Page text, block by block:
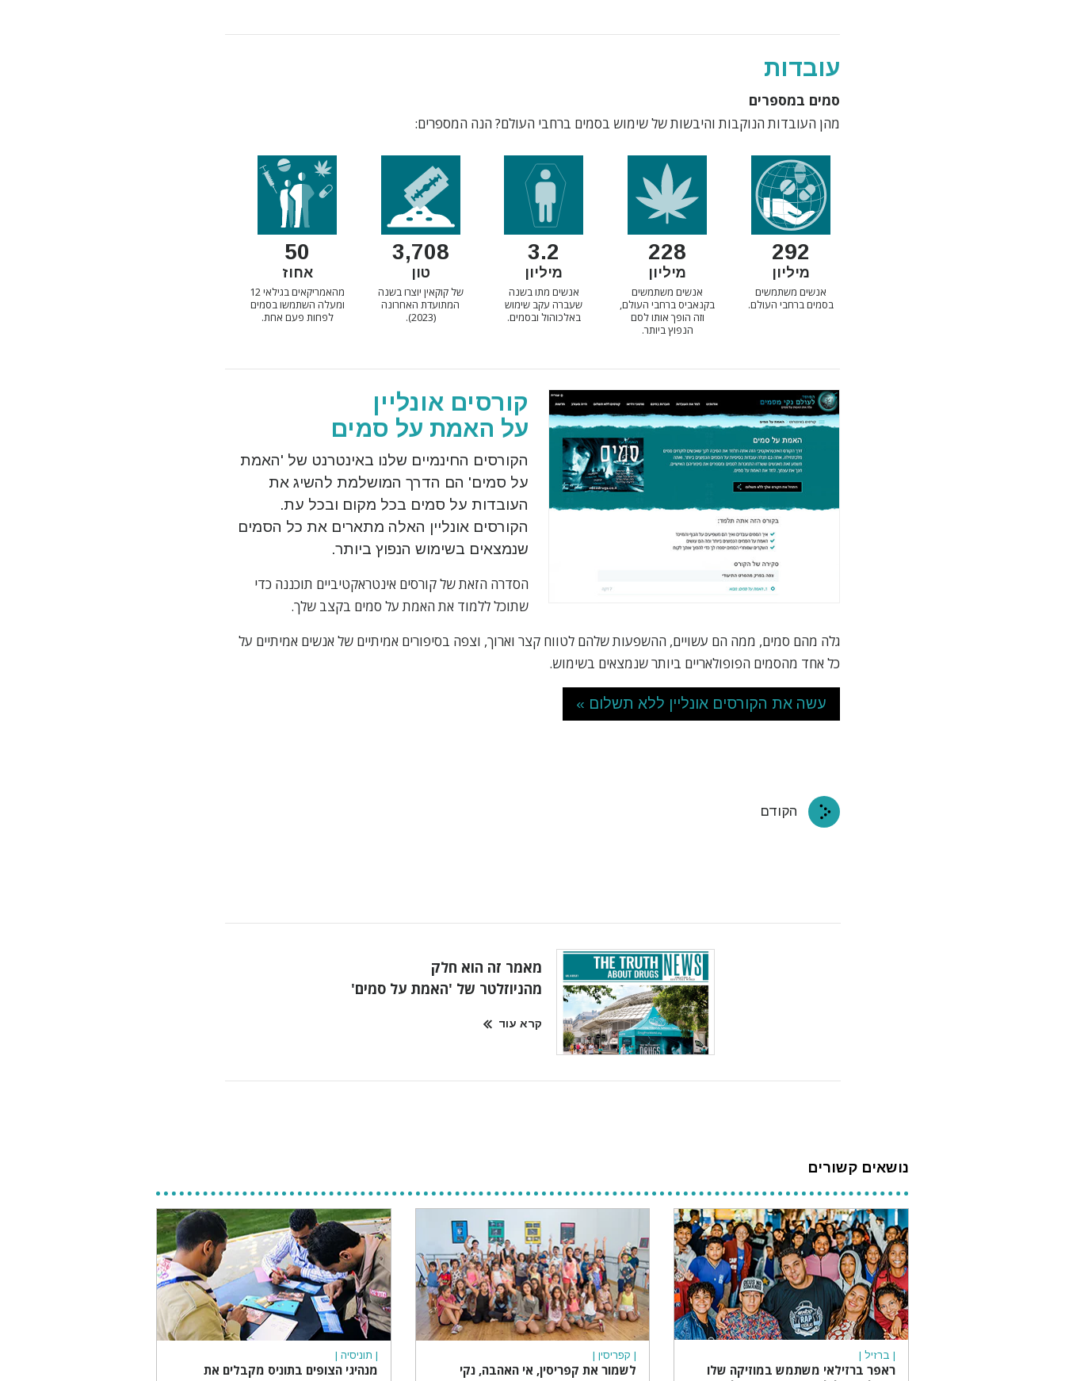
עובדות
סמים במספרים
מהן העובדות הנוקבות והיבשות של שימוש בסמים ברחבי העולם? הנה המספרים:
292
מיליון
אנשים משתמשים
בסמים ברחבי העולם.
228
מיליון
אנשים משתמשים
בקנאביס ברחבי העולם,
וזה הופך אותו לסם
הנפוץ ביותר.
3.2
מיליון
אנשים מתו בשנה
שעברה עקב שימוש
באלכוהול ובסמים.
3,708
טון
של קוקאין יוצרו בשנה
המתועדת האחרונה
(2023).
50
אחוז
מהאמריקאים בגילאי 12
ומעלה השתמשו בסמים
לפחות פעם אחת.
קורסים אונליין
על האמת על סמים
הקורסים החינמיים שלנו באינטרנט של 'האמת
על סמים' הם הדרך המושלמת להשיג את
העובדות על סמים בכל מקום ובכל עת.
הקורסים אונליין האלה מתארים את כל הסמים
שנמצאים בשימוש הנפוץ ביותר.
הסדרה הזאת של קורסים אינטראקטיביים תוכננה כדי
שתוכל ללמוד את האמת על סמים בקצב שלך.
גלה מהם סמים, ממה הם עשויים, ההשפעות שלהם לטווח קצר וארוך, וצפה בסיפורים אמיתיים של אנשים אמיתיים על
כל אחד מהסמים הפופולאריים ביותר שנמצאים בשימוש.
עשה את הקורסים אונליין ללא תשלום »
הקודם
מאמר זה הוא חלק
מהניוזלטר של 'האמת על סמים'
קרא עוד
נושאים קשורים
| ברזיל |
ראפר ברזילאי משתמש במוזיקה שלו
| קפריסין |
לשמור את קפריסין, אי האהבה, נקי
| תוניסיה |
מנהיגי הצופים בתוניס מקבלים את